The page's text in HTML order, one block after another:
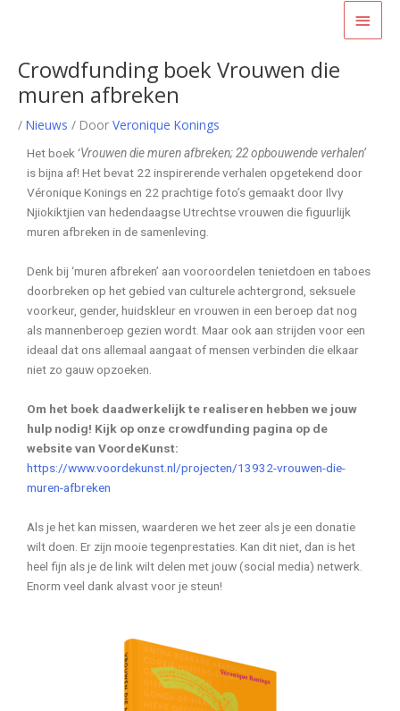
inhoudCrowdfunding boek Vrouwen die
muren afbreken
/ Nieuws / Door Veronique Konings
Het boek ‘Vrouwen die muren afbreken; 22 opbouwende verhalen’
is bijna af! Het bevat 22 inspirerende verhalen opgetekend door
Véronique Konings en 22 prachtige foto’s gemaakt door Ilvy
Njiokiktjien van hedendaagse Utrechtse vrouwen die figuurlijk
muren afbreken in de samenleving.
Denk bij ‘muren afbreken’ aan vooroordelen tenietdoen en taboes
doorbreken op het gebied van culturele achtergrond, seksuele
voorkeur, gender, huidskleur en vrouwen in een beroep dat nog
als mannenberoep gezien wordt. Maar ook aan strijden voor een
ideaal dat ons allemaal aangaat of mensen verbinden die elkaar
niet zo gauw opzoeken.
Om het boek daadwerkelijk te realiseren hebben we jouw
hulp nodig! Kijk op onze crowdfunding pagina op de
website van VoordeKunst:
https://www.voordekunst.nl/projecten/13932-vrouwen-die-
muren-afbreken
Als je het kan missen, waarderen we het zeer als je een donatie
wilt doen. Er zijn mooie tegenprestaties. Kan dit niet, dan is het
heel fijn als je de link wilt delen met jouw (social media) netwerk.
Enorm veel dank alvast voor je steun!
navigatie